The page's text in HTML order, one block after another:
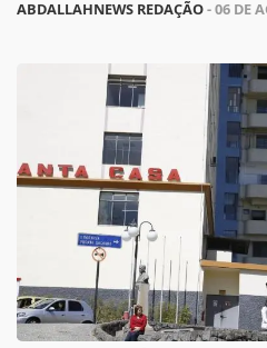
ABDALLAHNEWS REDAÇÃO- 06 DE